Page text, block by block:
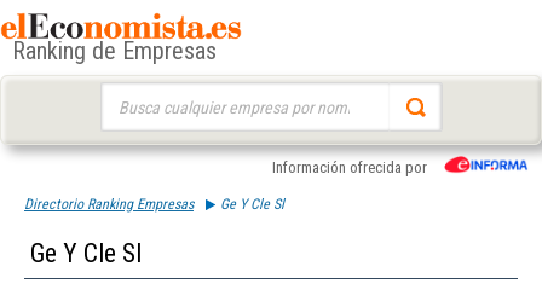
Ranking de Empresas
Información ofrecida por
Directorio Ranking Empresas Ge Y Cle Sl
Ge Y Cle Sl